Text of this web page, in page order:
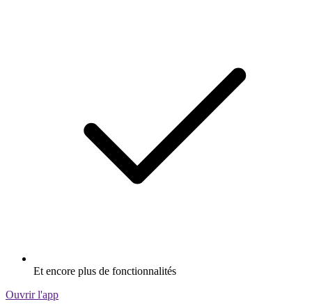
Et encore plus de fonctionnalités
Ouvrir l'app